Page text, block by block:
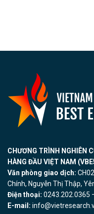
CHƯƠNG TRÌNH NGHIÊN
HÀNG ĐẦU VIỆT NAM
Văn phòng giao dịch:
Chính, Nguyễn Thị Thập,
Điện thoại: 0243.202.0365
E-mail: